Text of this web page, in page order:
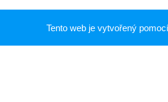
Tento web je vytvořený